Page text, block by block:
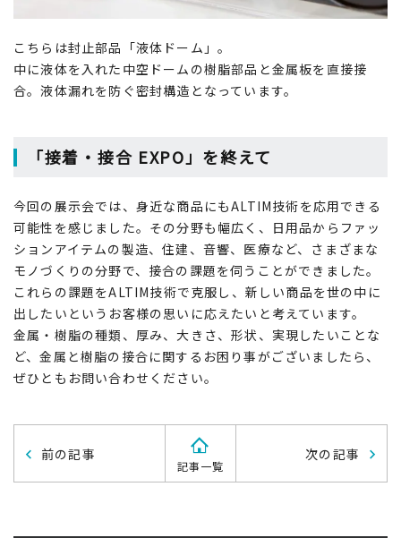
こちらは封止部品「液体ドーム」。
中に液体を入れた中空ドームの樹脂部品と金属板を直接接
合。液体漏れを防ぐ密封構造となっています。
「接着・接合 EXPO」を終えて
今回の展示会では、身近な商品にもALTIM技術を応用できる
可能性を感じました。その分野も幅広く、日用品からファッ
ションアイテムの製造、住建、音響、医療など、さまざまな
モノづくりの分野で、接合の課題を伺うことができました。
これらの課題をALTIM技術で克服し、新しい商品を世の中に
出したいというお客様の思いに応えたいと考えています。
金属・樹脂の種類、厚み、大きさ、形状、実現したいことな
ど、金属と樹脂の接合に関するお困り事がございましたら、
ぜひともお問い合わせください。
前の記事
記事一覧
次の記事